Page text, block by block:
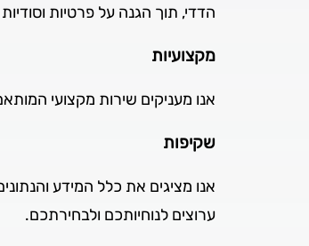
הדדי, תוך הגנה על פרטיות
מקצועיות
אנו מעניקים שירות מקצועי
שקיפות
אנו מציגים את כלל המידע
ערוצים לנוחיותכם ולבחירתכם.